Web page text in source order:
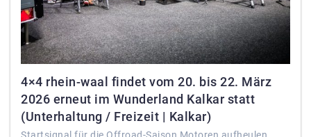
4×4 rhein-waal findet vom 20. bis 22. März
2026 erneut im Wunderland Kalkar statt
(Unterhaltung / Freizeit | Kalkar)